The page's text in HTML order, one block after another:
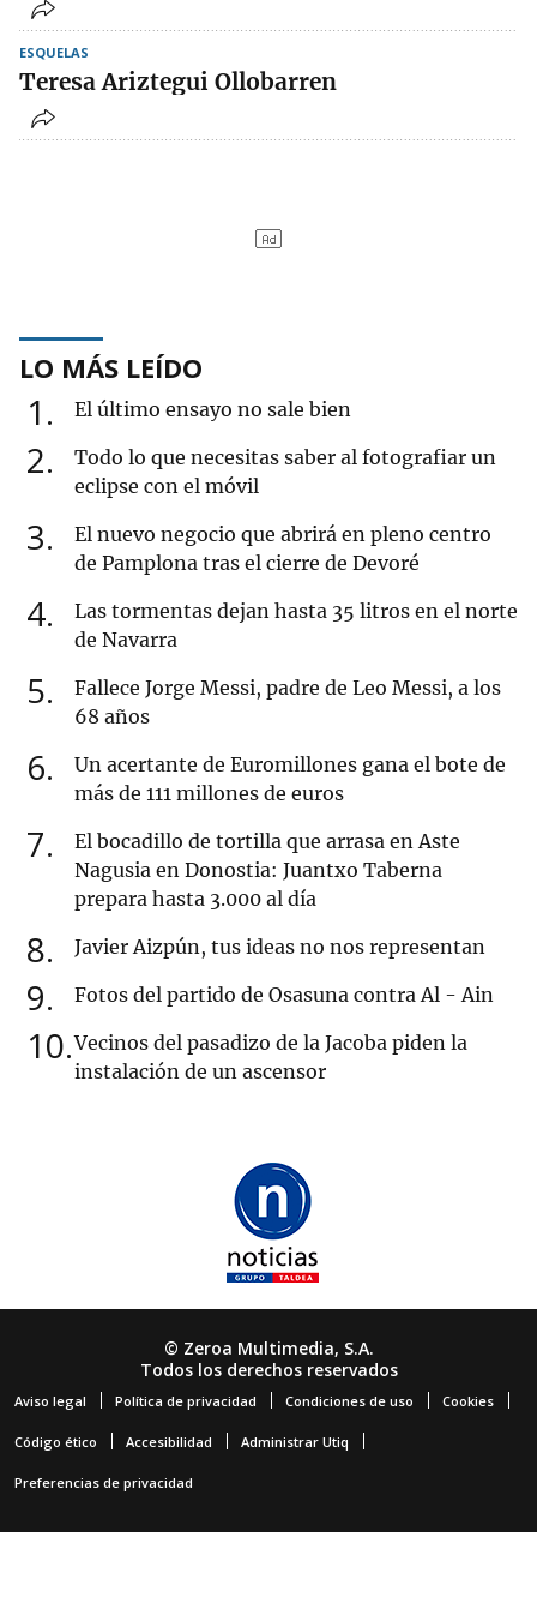
ESQUELAS
Teresa Ariztegui Ollobarren
LO MÁS LEÍDO
1 El último ensayo no sale bien
2
Todo lo que necesitas saber al fotografiar un
eclipse con el móvil
3
El nuevo negocio que abrirá en pleno centro
de Pamplona tras el cierre de Devoré
4
Las tormentas dejan hasta 35 litros en el norte
de Navarra
5
Fallece Jorge Messi, padre de Leo Messi, a los
68 años
6
Un acertante de Euromillones gana el bote de
más de 111 millones de euros
7
El bocadillo de tortilla que arrasa en Aste
Nagusia en Donostia: Juantxo Taberna
prepara hasta 3.000 al día
8 Javier Aizpún, tus ideas no nos representan
9 Fotos del partido de Osasuna contra Al - Ain
10 Vecinos del pasadizo de la Jacoba piden la
instalación de un ascensor
© Zeroa Multimedia, S.A.
Todos los derechos reservados
Aviso legal Política de privacidad Condiciones de uso Cookies
Código ético Accesibilidad Administrar Utiq
Preferencias de privacidad